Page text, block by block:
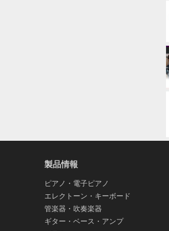
製品情報
ピアノ・電子ピアノ
エレクトーン・キーボード
管楽器・吹奏楽器
ギター・ベース・アンプ